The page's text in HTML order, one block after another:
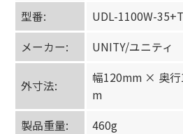
型番:
UDL-1100W-
メーカー:
UNITY/ユニティ
外寸法:
幅120mm × 奥
m
製品重量:
460g